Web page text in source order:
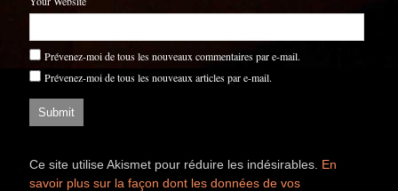
Prévenez-moi de tous les nouveaux commentaires par e-mail.
Prévenez-moi de tous les nouveaux articles par e-mail.
Ce site utilise Akismet pour réduire les indésirables. En
savoir plus sur la façon dont les données de vos